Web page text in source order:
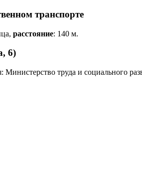
транспорте
расстояние: 140 м.
6)